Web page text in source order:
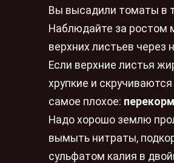
Вы высадили томаты в
Наблюдайте за ростом
верхних листьев через
Если верхние листья
хрупкие и
самое плохое:
Надо хорошо землю
вымыть нитраты,
сульфатом калия в